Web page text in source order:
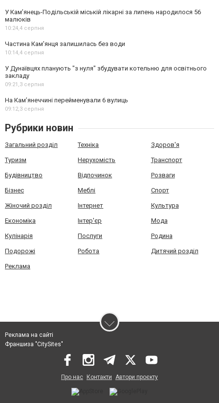
У Кам’янець-Подільській міській лікарні за липень народилося 56
малюків
10:24,4 серпня
Частина Кам'янця залишилась без води
10:14,4 серпня
У Дунаївцях планують "з нуля" збудувати котельню для освітнього
закладу
09:21,3 серпня
На Камʼянеччині перейменували 6 вулиць
09:12,3 серпня
Рубрики новин
Загальний розділ Техніка Здоров'я
Туризм Нерухомість Транспорт
Будівництво Відпочинок Розваги
Бізнес Меблі Спорт
Жіночий розділ Інтернет Культура
Економіка Інтер'єр Мода
Кулінарія Послуги Родина
Подорожі Робота Дитячий розділ
Реклама
Реклама на сайті
Франшиза "CitySites"
Про нас Контакти Автори проєкту